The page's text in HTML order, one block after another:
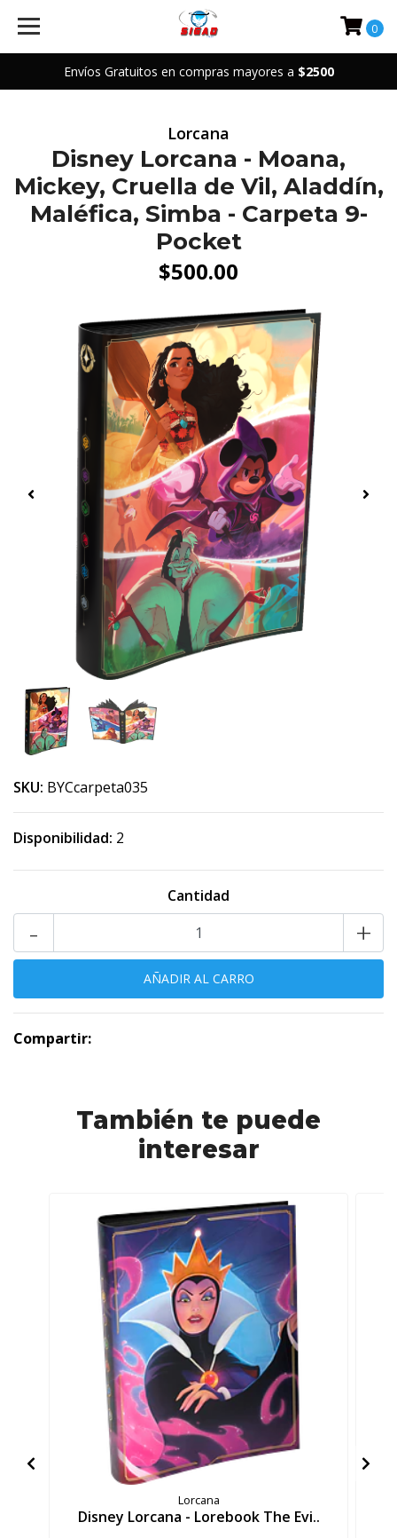
Envíos Gratuitos en compras mayores a $2500
0
Lorcana
Disney Lorcana - Moana,
Mickey, Cruella de Vil, Aladdín,
Maléfica, Simba - Carpeta 9-
Pocket
$500.00
SKU: BYCcarpeta035
Disponibilidad: 2
Cantidad
+
-
Compartir:
También te puede
interesar
Lorcana
Disney Lorcana - Lorebook The Evi..